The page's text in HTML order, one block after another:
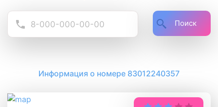
Поиск
Информация о номере 83012240357